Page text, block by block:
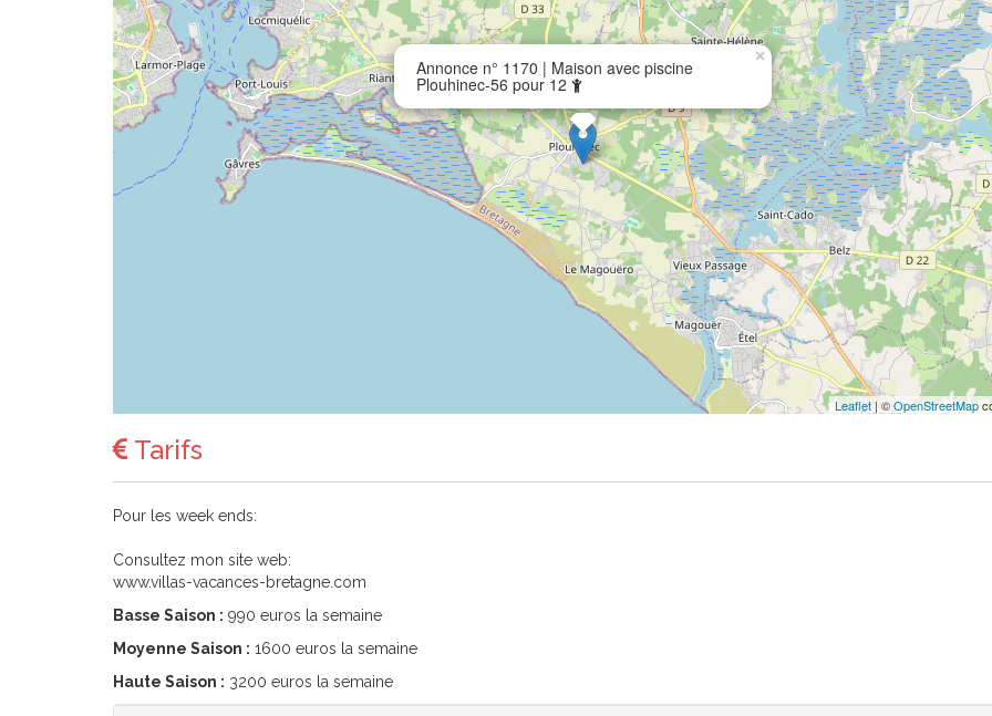
Annonce n° 1170 | Maison avec piscine
Plouhinec-56 pour 12
×
Leaflet| ©OpenStreetMap
Tarifs
Pour les week ends:
Consultez mon site web:
www.villas-vacances-bretagne.com
Basse Saison : 990 euros la semaine
Moyenne Saison : 1600 euros la semaine
Haute Saison : 3200 euros la semaine